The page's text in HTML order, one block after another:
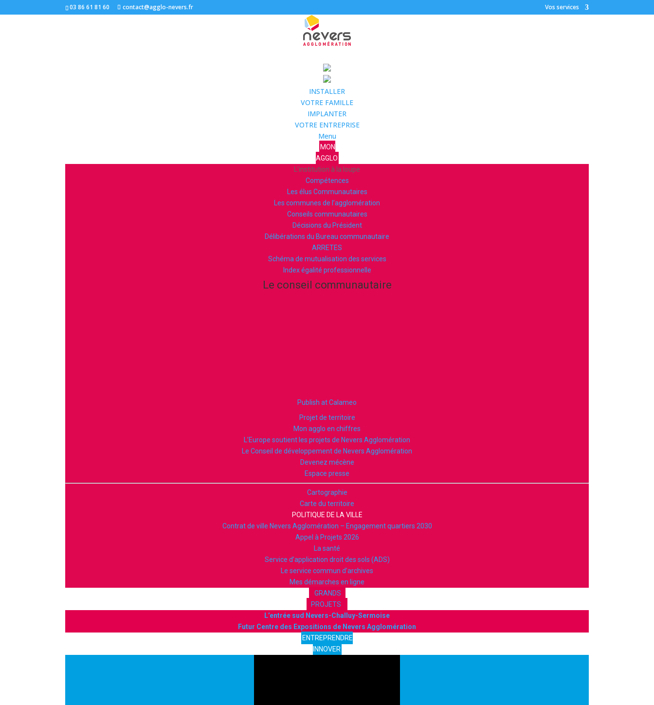
03 86 61 81 60 contact@agglo-nevers.fr Vos services
INSTALLER
VOTRE FAMILLE
IMPLANTER
VOTRE ENTREPRISE
Menu
MON
AGGLO
L’institution à la loupe
Compétences
Les élus Communautaires
Les communes de l’agglomération
Conseils communautaires
Décisions du Président
Délibérations du Bureau communautaire
ARRETES
Schéma de mutualisation des services
Index égalité professionnelle
Le conseil communautaire
Publish at Calameo
Projet de territoire
Mon agglo en chiffres
L’Europe soutient les projets de Nevers Agglomération
Le Conseil de développement de Nevers Agglomération
Devenez mécène
Espace presse
Cartographie
Carte du territoire
POLITIQUE DE LA VILLE
Contrat de ville Nevers Agglomération – Engagement quartiers 2030
Appel à Projets 2026
La santé
Service d’application droit des sols (ADS)
Le service commun d’archives
Mes démarches en ligne
GRANDS
PROJETS
L’entrée sud Nevers-Challuy-Sermoise
Futur Centre des Expositions de Nevers Agglomération
ENTREPRENDRE
INNOVER